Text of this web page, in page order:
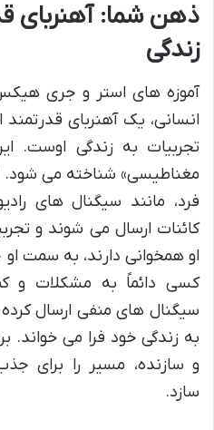
ذهن شما: آهنربای
زندگی
آموزه های استر و جری
انسانی، یک آهنربای
تجربیات به زندگی اوست.
مغناطیسی» شناخته می شود.
فرد، مانند سیگنال های
کائنات ارسال می شوند و
او همخوانی دارند، به سمت او
کسی دائماً به مشکلات و
سیگنال های منفی ارسال
به زندگی خود فرا می خواند.
و سازنده، مسیر را برای
سازد.